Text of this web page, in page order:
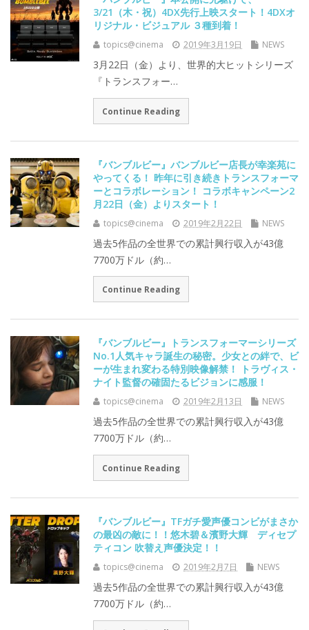
3/21（木・祝）4DX先行上映スタート！4DXオ
リジナル・ビジュアル ３種到着！
topics@cinema 2019年3月19日 NEWS
3月22日（金）より、世界的大ヒットシリーズ
『トランスフォー…
Continue Reading
『バンブルビー』バンブルビー店長が幸楽苑に
やってくる！ 昨年に引き続きトランスフォーマ
ーとコラボレーション！ コラボキャンペーン2
月22日（金）よりスタート！
topics@cinema 2019年2月22日 NEWS
過去5作品の全世界での累計興行収入が43億
7700万ドル（約…
Continue Reading
『バンブルビー』トランスフォーマーシリーズ
No.1人気キャラ誕生の秘密。少女との絆で、ビ
ーが生まれ変わる特別映像解禁！ トラヴィス・
ナイト監督の確固たるビジョンに感服！
topics@cinema 2019年2月13日 NEWS
過去5作品の全世界での累計興行収入が43億
7700万ドル（約…
Continue Reading
『バンブルビー』TFガチ愛声優コンビがまさか
の最凶の敵に！！悠木碧＆濱野大輝 ディセプ
ティコン 吹替え声優決定！！
topics@cinema 2019年2月7日 NEWS
過去5作品の全世界での累計興行収入が43億
7700万ドル（約…